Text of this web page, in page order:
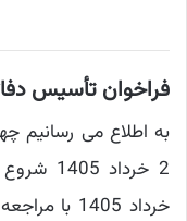
فراخوان تأسیس
به اطلاع می رسانیم
خرداد